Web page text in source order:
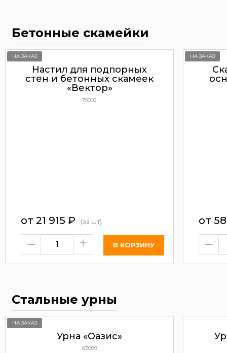
Бетонные скамейки
Настил для подпорных
стен и бетонных скамеек
«Вектор»
75002
НА ЗАКАЗ
от 21 915 ₽ (за шт)
– +
НА ЗАКАЗ
от
–
Стальные урны
Урна «Оазис»
67089
НА ЗАКАЗ